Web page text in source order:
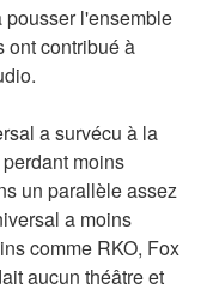
pousser l'ensemble
ont contribué à
a survécu à la
moins
un parallèle assez
a moins
comme RKO, Fox
aucun théâtre et